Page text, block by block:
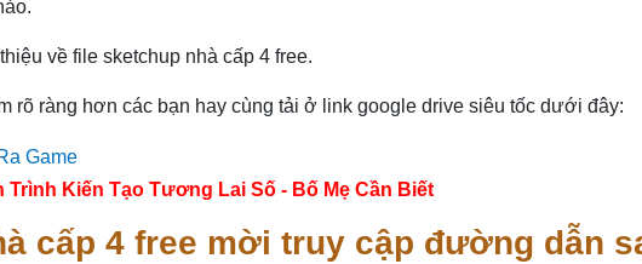
về file sketchup nhà cấp 4 free.
rõ ràng hơn các bạn hay cùng tải ở link google drive siêu tốc dưới đây:
Trình Kiến Tạo Tương Lai Số - Bố Mẹ Cần Biết
cấp 4 free mời truy cập đường dẫn